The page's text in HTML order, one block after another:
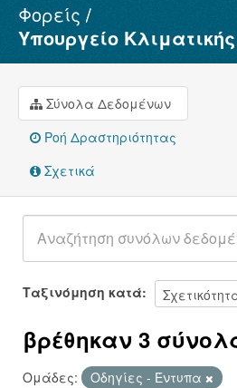
Σύνολα Δεδομένων
Φορείς
Σχετικά
Φορείς
Υπουργείο
Σύνολα Δεδομένων
Ροή Δραστηριότητας
Σχετικά
Ταξινόμηση κατά
βρέθηκαν 3
Ομάδες:
Οδηγίες - Έντυπα